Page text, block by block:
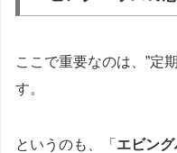
ここで重要なのは、”定
す。
というのも、「 エビン